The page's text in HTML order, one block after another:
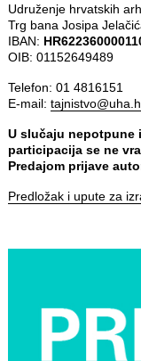
Udruženje hrvatskih
Trg bana Josipa
IBAN:
OIB: 01152649489
Telefon: 01 4816151
E-mail:
U slučaju nepotpune
participacija se ne
Predajom prijave
Predložak i upute za